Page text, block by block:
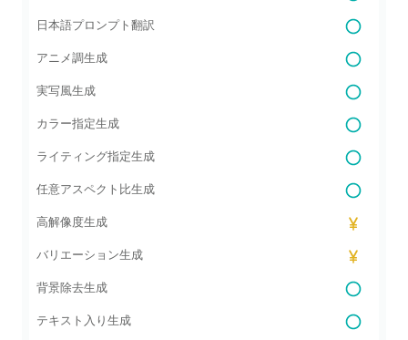
日本語プロンプト翻訳
アニメ調生成
実写風生成
カラー指定生成
ライティング指定生成
任意アスペクト比生成
高解像度生成
バリエーション生成
背景除去生成
テキスト入り生成